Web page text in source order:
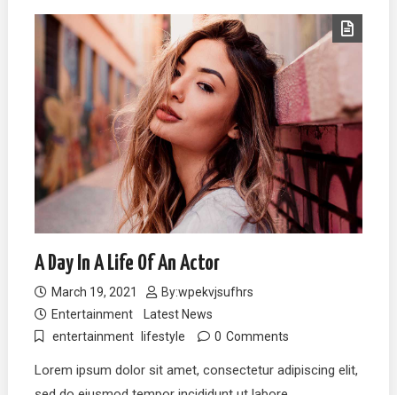
A Day In A Life Of An Actor
March 19, 2021 By:wpekvjsufhrs
Entertainment
Latest News
entertainment
lifestyle 0 Comments
Lorem ipsum dolor sit amet, consectetur adipiscing elit,